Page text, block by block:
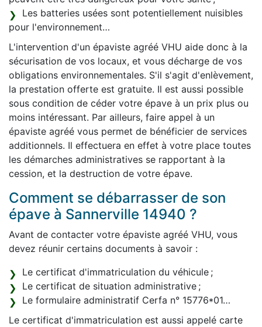
Les batteries usées sont potentiellement nuisibles
pour l'environnement…
L'intervention d'un épaviste agréé VHU aide donc à la
sécurisation de vos locaux, et vous décharge de vos
obligations environnementales. S'il s'agit d'enlèvement,
la prestation offerte est gratuite. Il est aussi possible
sous condition de céder votre épave à un prix plus ou
moins intéressant. Par ailleurs, faire appel à un
épaviste agréé vous permet de bénéficier de services
additionnels. Il effectuera en effet à votre place toutes
les démarches administratives se rapportant à la
cession, et la destruction de votre épave.
Comment se débarrasser de son
épave à Sannerville 14940 ?
Avant de contacter votre épaviste agréé VHU, vous
devez réunir certains documents à savoir :
Le certificat d'immatriculation du véhicule ;
Le certificat de situation administrative ;
Le formulaire administratif Cerfa n° 15776*01…
Le certificat d'immatriculation est aussi appelé carte